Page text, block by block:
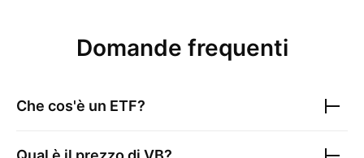
Domande frequenti
Che cos'è un ETF?